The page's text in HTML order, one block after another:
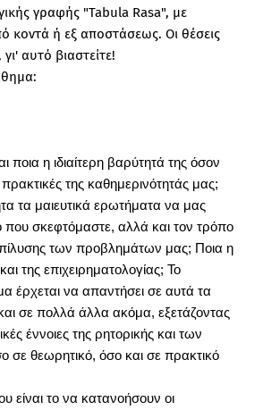
γραφής "Tabula Rasa", με
κοντά ή εξ αποστάσεως. Οι θέσεις
γι' αυτό βιαστείτε!
ποια η ιδιαίτερη βαρύτητά της όσον
της καθημερινότητάς μας;
τα μαιευτικά ερωτήματα να μας
σκεφτόμαστε, αλλά και τον τρόπο
των προβλημάτων μας; Ποια η
της επιχειρηματολογίας; Το
έρχεται να απαντήσει σε αυτά τα
σε πολλά άλλα ακόμα, εξετάζοντας
έννοιες της ρητορικής και των
σε θεωρητικό, όσο και σε πρακτικό
είναι το να κατανοήσουν οι